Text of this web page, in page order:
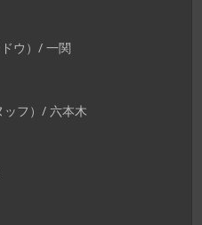
ウ）/ 一関
フ）/ 六本木